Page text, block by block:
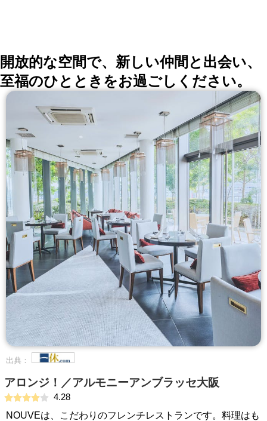
開放的な空間で、新しい仲間と出会い、
至福のひとときをお過ごしください。
出典：
アロンジ！／アルモニーアンブラッセ大阪
4.28
NOUVEは、こだわりのフレンチレストランです。料理はも